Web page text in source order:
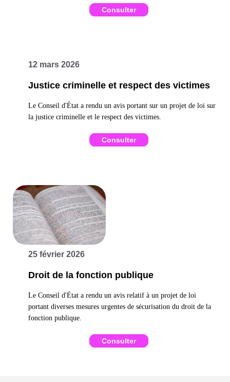
Consulter
12 mars 2026
Justice criminelle et respect des victimes
Le Conseil d'État a rendu un avis portant sur un projet de loi sur
la justice criminelle et le respect des victimes.
Consulter
25 février 2026
Droit de la fonction publique
Le Conseil d'État a rendu un avis relatif à un projet de loi
portant diverses mesures urgentes de sécurisation du droit de la
fonction publique.
Consulter